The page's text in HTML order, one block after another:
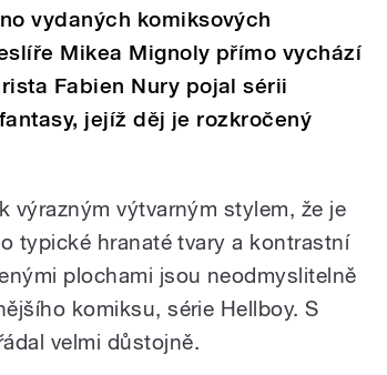
vydaných komiksových
Mikea Mignoly přímo vychází
Fabien Nury pojal sérii
jejíž děj je rozkročený
výrazným výtvarným stylem, že je
typické hranaté tvary a kontrastní
plochami jsou neodmyslitelně
komiksu, série Hellboy. S
velmi důstojně.